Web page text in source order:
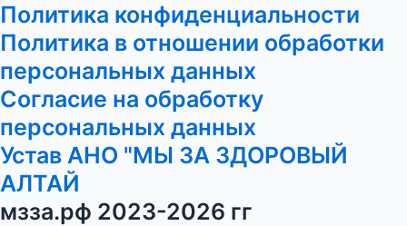
Политика конфиденциальности
Политика в отношении обработки
персональных данных
Согласие на обработку
персональных данных
Устав АНО "МЫ ЗА ЗДОРОВЫЙ
АЛТАЙ
мзза.рф 2023-2026 гг